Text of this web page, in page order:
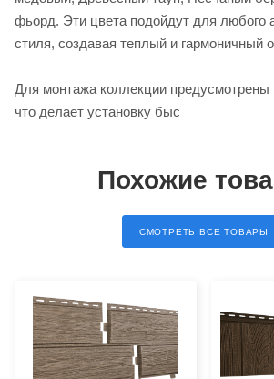
фьорд. Эти цвета подойдут для любого
стиля, создавая теплый и гармоничный
Для монтажа коллекции предусмотрены
что делает установку быс
Похожие
СМОТРЕТЬ ВСЕ ТОВАРЫ